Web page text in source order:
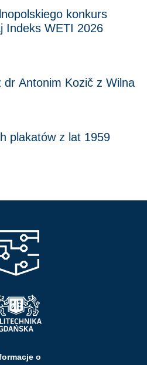
konkurs
Indeks WETI 2026
Antonim Kozič z Wilna
plakatów z lat 1959
o